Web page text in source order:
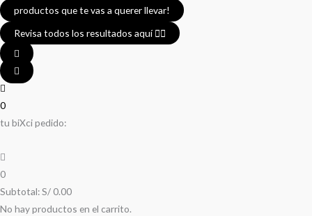
productos que te vas a querer llevar!
Revisa todos los resultados aquí 👈🏼
0
tu biXci pedido:
0
Subtotal:S/ 0.00
No hay productos en el carrito.